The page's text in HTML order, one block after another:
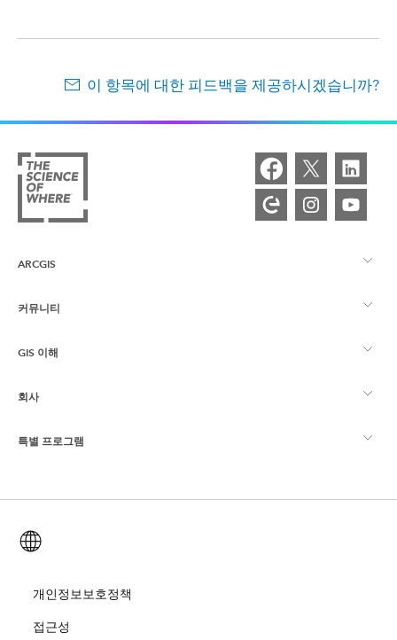
이 항목에 대한 피드백을 제공하시겠습니까?
ARCGIS
ArcGIS Overview
매핑
커뮤니티
Esri 커뮤니티
ArcGIS Blog
사용자 리서치 및 테스트
Esri Young Professionals Network
이벤트
GIS 이해
GIS란?
로케이션 인텔리전스
교육
ArcUser
ArcNews
회사
Esri 정보
채용
오픈 비전
특별 프로그램
ArcGIS for Student Use
재난 대응
개인정보보호정책
접근성